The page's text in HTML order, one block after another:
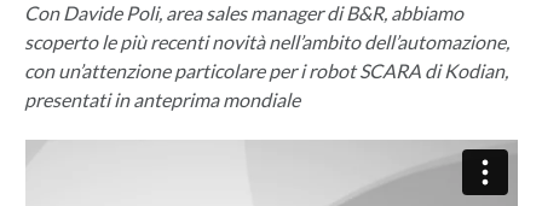
Con Davide Poli, area sales manager di B&R, abbiamo
scoperto le più recenti novità nell’ambito dell’automazione,
con un’attenzione particolare per i robot SCARA di Kodian,
presentati in anteprima mondiale